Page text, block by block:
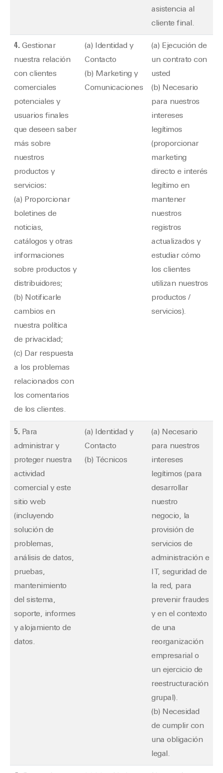
asistencia al
cliente final.
4.Gestionar
nuestra relación
con clientes
comerciales
potenciales y
usuarios finales
que deseen saber
más sobre
nuestros
productos y
servicios:
(a) Proporcionar
boletines de
noticias,
catálogos y otras
informaciones
sobre productos y
distribuidores;
(b) Notificarle
cambios en
nuestra política
de privacidad;
(c) Dar respuesta
a los problemas
relacionados con
los comentarios
de los clientes.
(a) Identidad y
Contacto
(b) Marketing y
Comunicaciones
(a) Ejecución de
un contrato con
usted
(b) Necesario
para nuestros
intereses
legítimos
(proporcionar
marketing
directo e interés
legítimo en
mantener
nuestros
registros
actualizados y
estudiar cómo
los clientes
utilizan nuestros
productos /
servicios).
5.Para
administrar y
proteger nuestra
actividad
comercial y este
sitio web
(incluyendo
solución de
problemas,
análisis de datos,
pruebas,
mantenimiento
del sistema,
soporte, informes
y alojamiento de
datos.
(a) Identidad y
Contacto
(b) Técnicos
(a) Necesario
para nuestros
intereses
legítimos (para
desarrollar
nuestro
negocio, la
provisión de
servicios de
administración e
IT, seguridad de
la red, para
prevenir fraudes
y en el contexto
de una
reorganización
empresarial o
un ejercicio de
reestructuración
grupal).
(b) Necesidad
de cumplir con
una obligación
legal.